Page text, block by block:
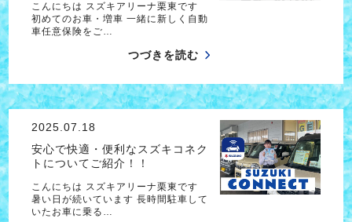
こんにちは スズキアリーナ栗東です
初めてのお車・増車 一緒に新しく自動
車任意保険をご…
つづきを読む
2025.07.18
安心で快適・便利なスズキコネク
トについてご紹介！！
こんにちは スズキアリーナ栗東です
暑い日が続いています 長時間駐車して
いたお車に乗る…